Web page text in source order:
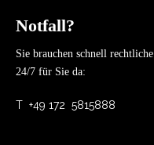
Notfall?
Sie brauchen schnell
24/7 für Sie da:
T +49 172 5815888